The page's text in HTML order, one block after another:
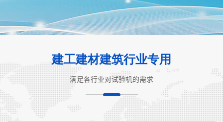
建工建材建筑行业专用
满足各行业对试验机的需求